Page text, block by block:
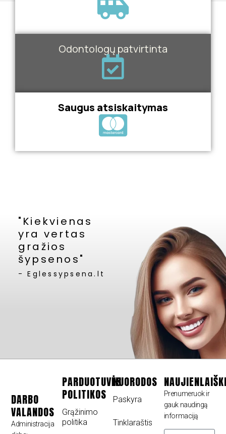
Odontologų patvirtinta
Saugus atsiskaitymas
"Kiekvienas
yra vertas
gražios
šypsenos"
- Eglessypsena.lt
DARBO
VALANDOS
Administracija
PARDUOTUVĖS
POLITIKOS
Grąžinimo
politika
NUORODOS
Paskyra
Tinklaraštis
Prenumeruok ir
gauk naudingą
informaciją